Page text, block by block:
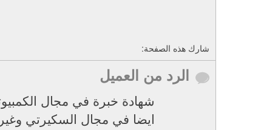
شارك هذه الصفحة:
الرد من العميل
ايضا في مجال السكيرتي